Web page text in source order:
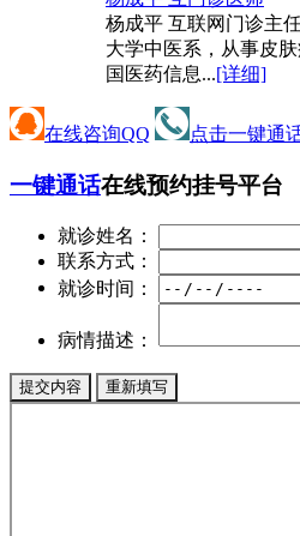
杨成平 互联网门诊主
大学中医系，从事皮
国医药信息...[详细]
在线咨询QQ 点击一键通
一键通话在线预约挂号平台
就诊姓名：
联系方式：
就诊时间：
病情描述：